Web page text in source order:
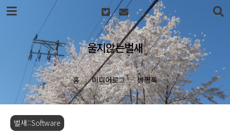
본문 바로가기
울지않는벌새
홈 미디어로그 방명록
벌새::Software